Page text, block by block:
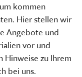
kommen
Hier stellen wir
Angebote und
vor und
Hinweise zu Ihrem
bei uns.